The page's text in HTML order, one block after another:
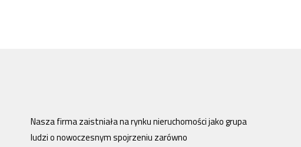
Nasza firma zaistniała na rynku nieruchomości jako grupa
ludzi o nowoczesnym spojrzeniu zarówno